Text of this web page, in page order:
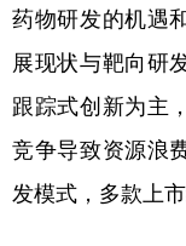
药物研发的机遇
展现状与靶向研
跟踪式创新为主
竞争导致资源浪
发模式，多款上